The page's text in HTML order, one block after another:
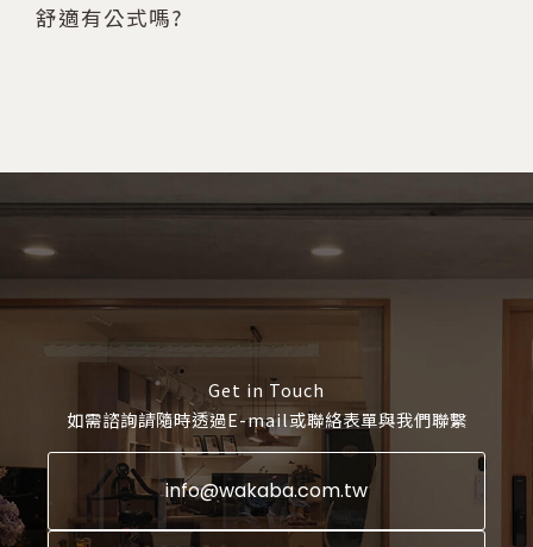
舒適有公式嗎?
Get in Touch
如需諮詢請隨時透過E-mail或聯絡表單與我們聯繫
info@wakaba.com.tw